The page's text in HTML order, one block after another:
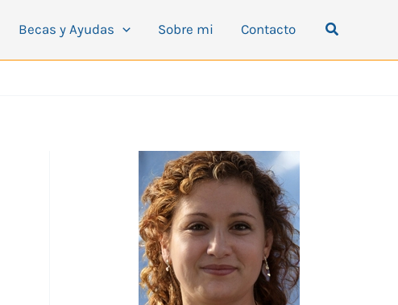
Becas y Ayudas Sobre mi Contacto Buscar